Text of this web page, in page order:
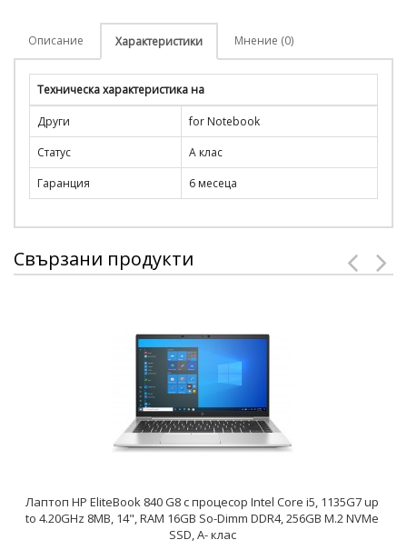
Описание Характеристики Мнение (0)
Техническа характеристика на
Други
for Notebook
Статус
A клас
Гаранция
6 месеца
Свързани продукти
Лаптоп HP EliteBook 840 G8 с процесор Intel Core i5, 1135G7 up
to 4.20GHz 8MB, 14", RAM 16GB So-Dimm DDR4, 256GB M.2 NVMe
SSD, A- клас